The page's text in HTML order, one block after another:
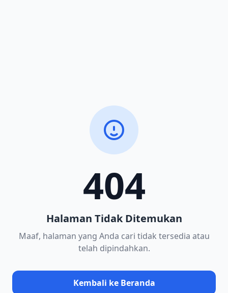
404
Halaman Tidak Ditemukan
Maaf, halaman yang Anda cari tidak tersedia atau
telah dipindahkan.
Kembali ke Beranda